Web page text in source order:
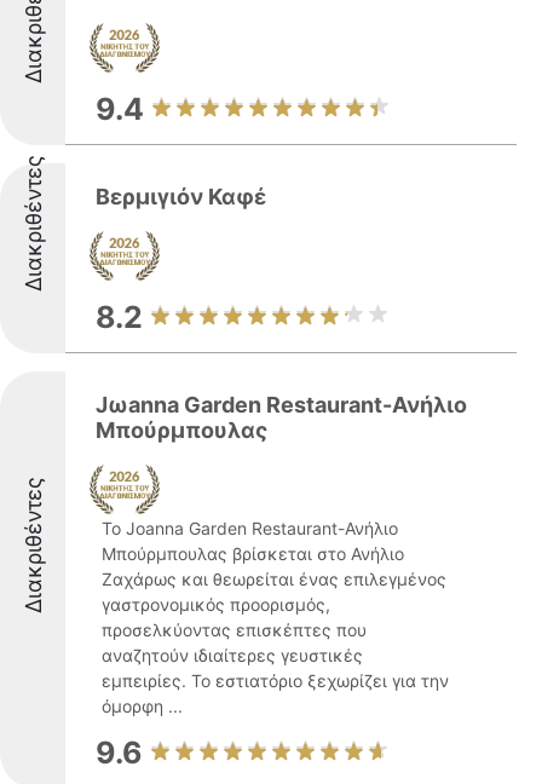
9.4
Διακριθέντες Βερμιγιόν Καφέ
8.2
Διακριθέντες
Jωanna Garden Restaurant-Ανήλιο
Μπούρμπουλας
Το Joanna Garden Restaurant-Ανήλιο
Μπούρμπουλας βρίσκεται στο Ανήλιο
Ζαχάρως και θεωρείται ένας επιλεγμένος
γαστρονομικός προορισμός,
προσελκύοντας επισκέπτες που
αναζητούν ιδιαίτερες γευστικές
εμπειρίες. Το εστιατόριο ξεχωρίζει για την
όμορφη ...
9.6